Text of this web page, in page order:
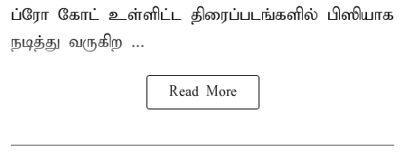
ப்ரோ கோட் உள்ளிட்ட திரைப்படங்களில் பிஸியாக
நடித்து வருகிற ...
Read More